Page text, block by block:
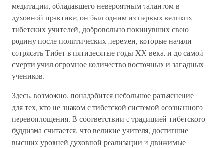
медитации, обладавшего невероятным талантом в
духовной практике; он был одним из первых великих
тибетских учителей, добровольно покинувших свою
родину после политических перемен, которые начали
сотрясать Тибет в пятидесятые годы XX века, и до самой
смерти учил огромное количество восточных и западных
учеников.
Здесь, возможно, понадобится небольшое разъяснение
для тех, кто не знаком с тибетской системой осознанного
перевоплощения. В соответствии с традицией тибетского
буддизма считается, что великие учителя, достигшие
высших уровней духовной реализации и движимые